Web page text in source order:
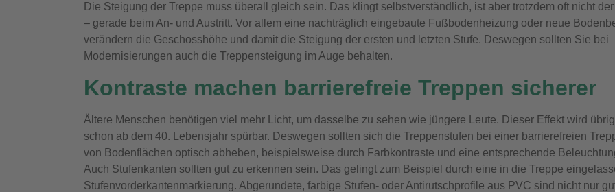
Die Steigung der Treppe muss überall gleich sein. Das klingt selbstverständlich, ist aber trotzdem oft nicht der
– gerade beim An- und Austritt. Vor allem eine nachträglich eingebaute Fußbodenheizung oder neue
verändern die Geschosshöhe und damit die Steigung der ersten und letzten Stufe. Deswegen sollten Sie bei
Modernisierungen auch die Treppensteigung im Auge behalten.
Kontraste machen barrierefreie Treppen sicherer
Ältere Menschen benötigen viel mehr Licht, um dasselbe zu sehen wie jüngere Leute. Dieser Effekt wird
schon ab dem 40. Lebensjahr spürbar. Deswegen sollten sich die Treppenstufen bei einer barrierefreien
von Bodenflächen optisch abheben, beispielsweise durch Farbkontraste und eine entsprechende
Auch Stufenkanten sollten gut zu erkennen sein. Das gelingt zum Beispiel durch eine in die Treppe
Stufenvorderkantenmarkierung. Abgerundete, farbige Stufen- oder Antirutschprofile aus PVC sind nicht nur